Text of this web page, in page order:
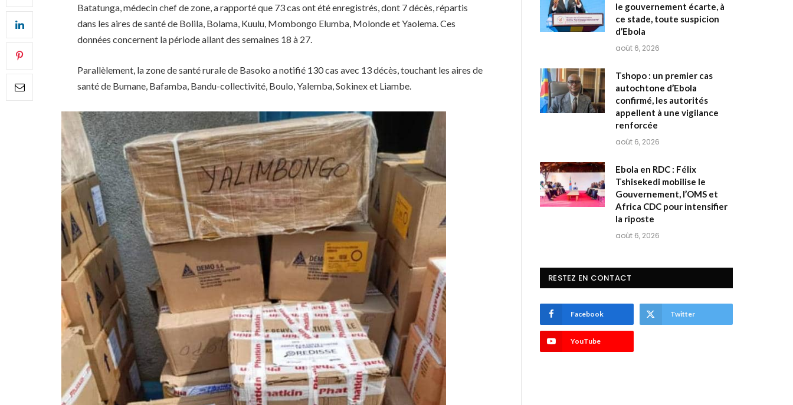
Batatunga, médecin chef de zone, a rapporté que 73 cas ont été enregistrés, dont 7 décès, répartis
dans les aires de santé de Bolila, Bolama, Kuulu, Mombongo Elumba, Molonde et Yaolema. Ces
données concernent la période allant des semaines 18 à 27.
Parallèlement, la zone de santé rurale de Basoko a notifié 130 cas avec 13 décès, touchant les aires de
santé de Bumane, Bafamba, Bandu-collectivité, Boulo, Yalemba, Sokinex et Liambe.
le gouvernement écarte, à
ce stade, toute suspicion
d’Ebola
août 6, 2026
Tshopo : un premier cas
autochtone d’Ebola
confirmé, les autorités
appellent à une vigilance
renforcée
août 6, 2026
Ebola en RDC : Félix
Tshisekedi mobilise le
Gouvernement, l’OMS et
Africa CDC pour intensifier
la riposte
août 6, 2026
RESTEZ EN CONTACT
Facebook Twitter
YouTube